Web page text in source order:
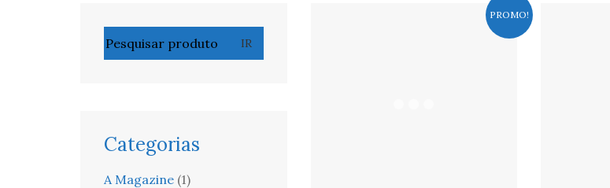
PROMO!
por:
IR
Categorias
A Magazine (1)